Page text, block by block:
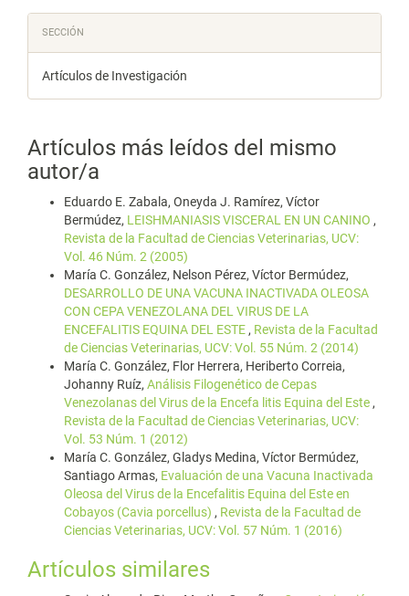
SECCIÓN
Artículos de Investigación
Artículos más leídos del mismo
autor/a
Eduardo E. Zabala, Oneyda J. Ramírez, Víctor
Bermúdez, LEISHMANIASIS VISCERAL EN UN CANINO ,
Revista de la Facultad de Ciencias Veterinarias, UCV:
Vol. 46 Núm. 2 (2005)
María C. González, Nelson Pérez, Víctor Bermúdez,
DESARROLLO DE UNA VACUNA INACTIVADA OLEOSA
CON CEPA VENEZOLANA DEL VIRUS DE LA
ENCEFALITIS EQUINA DEL ESTE , Revista de la Facultad
de Ciencias Veterinarias, UCV: Vol. 55 Núm. 2 (2014)
María C. González, Flor Herrera, Heriberto Correia,
Johanny Ruíz, Análisis Filogenético de Cepas
Venezolanas del Virus de la Encefa litis Equina del Este ,
Revista de la Facultad de Ciencias Veterinarias, UCV:
Vol. 53 Núm. 1 (2012)
María C. González, Gladys Medina, Víctor Bermúdez,
Santiago Armas, Evaluación de una Vacuna Inactivada
Oleosa del Virus de la Encefalitis Equina del Este en
Cobayos (Cavia porcellus) , Revista de la Facultad de
Ciencias Veterinarias, UCV: Vol. 57 Núm. 1 (2016)
Artículos similares